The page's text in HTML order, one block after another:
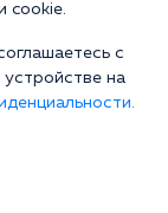
cookie.
с
на